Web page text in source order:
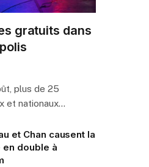
gratuits dans
plus de 25
et nationaux…
et Chan causent la
en double à